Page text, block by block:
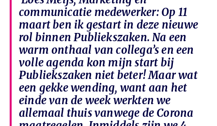
communicatie medewerker: Op 11
maart ben ik gestart in deze nieuwe
rol binnen Publiekszaken. Na een
warm onthaal van collega’s en een
volle agenda kon mijn start bij
Publiekszaken niet beter! Maar wat
een gekke wending, want aan het
einde van de week werkten we
allemaal thuis vanwege de Corona